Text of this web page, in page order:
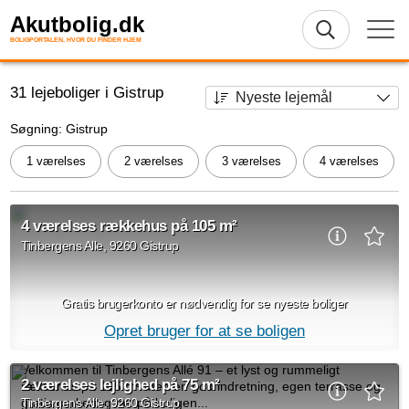
Akutbolig.dk
BOLIGPORTALEN, HVOR DU FINDER HJEM
31 lejeboliger i Gistrup
Søgning: Gistrup
1 værelses 2 værelses 3 værelses 4 værelses
4 værelses rækkehus på 105 m²
Tinbergens Alle, 9260 Gistrup
Gratis brugerkonto er nødvendig for se nyeste boliger
Opret bruger for at se boligen
Velkommen til Tinbergens Allé 91 – et lyst og rummeligt
rækkehus på 105 m² med en god indretning, egen terrasse og
gratis parkering tæt på boligen...
2 værelses lejlighed på 75 m²
Tinbergens Alle, 9260 Gistrup